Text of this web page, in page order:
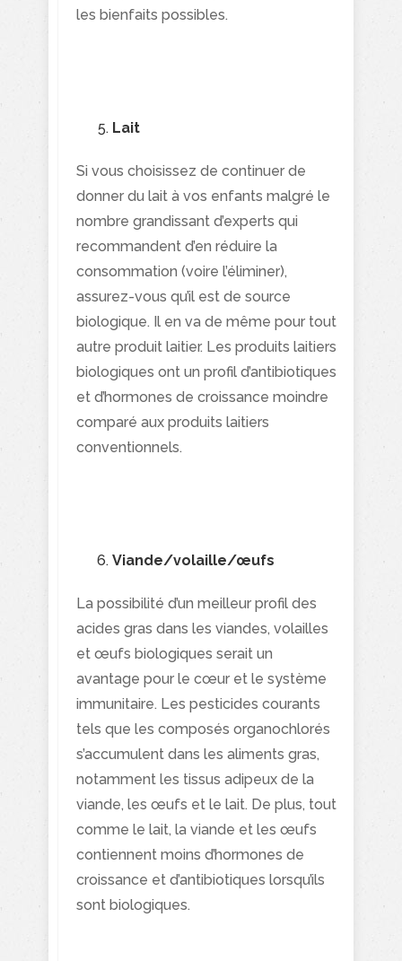
les bienfaits possibles.
Lait
Si vous choisissez de continuer de
donner du lait à vos enfants malgré le
nombre grandissant d’experts qui
recommandent d’en réduire la
consommation (voire l’éliminer),
assurez-vous qu’il est de source
biologique. Il en va de même pour tout
autre produit laitier. Les produits laitiers
biologiques ont un profil d’antibiotiques
et d’hormones de croissance moindre
comparé aux produits laitiers
conventionnels.
Viande/volaille/œufs
La possibilité d’un meilleur profil des
acides gras dans les viandes, volailles
et œufs biologiques serait un
avantage pour le cœur et le système
immunitaire. Les pesticides courants
tels que les composés organochlorés
s’accumulent dans les aliments gras,
notamment les tissus adipeux de la
viande, les œufs et le lait. De plus, tout
comme le lait, la viande et les œufs
contiennent moins d’hormones de
croissance et d’antibiotiques lorsqu’ils
sont biologiques.